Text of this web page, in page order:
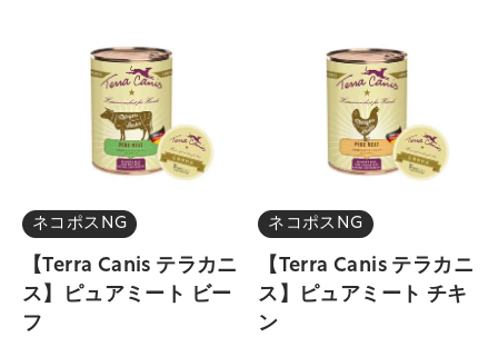
ネコポスNG
【Terra Canis テラカニ
ス】ピュアミート ビー
フ
ネコポスNG
【Terra Canis テラカニ
ス】ピュアミート チキ
ン